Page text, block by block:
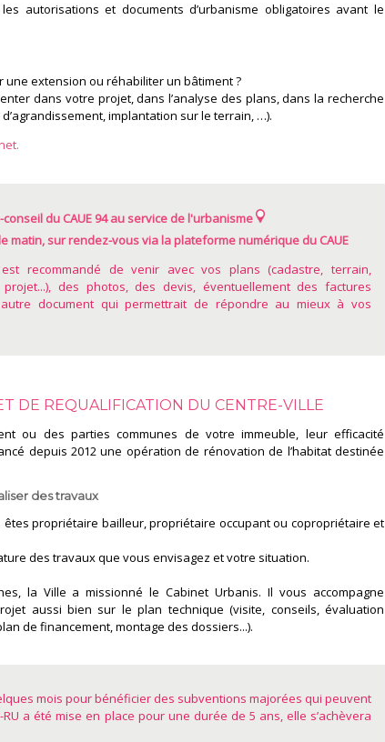
autorisations et documents d’urbanisme obligatoires avant le
extension ou réhabiliter un bâtiment ?
dans votre projet, dans l’analyse des plans, dans la recherche
implantation sur le terrain, …).
du CAUE 94 au service de l'urbanisme
matin, sur rendez-vous via la plateforme numérique du CAUE
recommandé de venir avec vos plans (cadastre, terrain,
des photos, des devis, éventuellement des factures
document qui permettrait de répondre au mieux à vos
DE REQUALIFICATION DU CENTRE-VILLE
ou des parties communes de votre immeuble, leur efficacité
depuis 2012 une opération de rénovation de l’habitat destinée
des travaux
propriétaire bailleur, propriétaire occupant ou copropriétaire et
des travaux que vous envisagez et votre situation.
la Ville a missionné le Cabinet Urbanis. Il vous accompagne
aussi bien sur le plan technique (visite, conseils, évaluation
de financement, montage des dossiers...).
mois pour bénéficier des subventions majorées qui peuvent
RU a été mise en place pour une durée de 5 ans, elle s’achèvera